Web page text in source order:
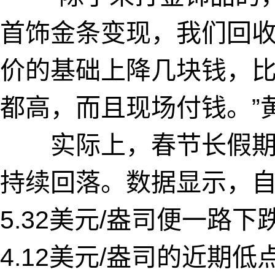
首饰金条变现，我们回
价的基础上降几块钱，
都高，而且现场付钱。”
实际上，春节长假期
持续回落。数据显示，
5.32美元/盎司便一路下
4.12美元/盎司的近期低